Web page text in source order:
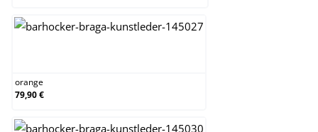
orange
79,90 €